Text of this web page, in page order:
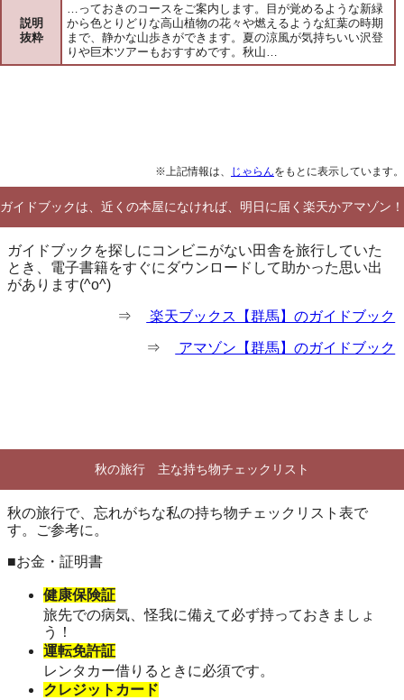
説明
抜粋
…っておきのコースをご案内します。目が覚めるような新緑
から色とりどりな高山植物の花々や燃えるような紅葉の時期
まで、静かな山歩きができます。夏の涼風が気持ちいい沢登
りや巨木ツアーもおすすめです。秋山…
※上記情報は、 じゃらんをもとに表示しています。
ガイドブックは、近くの本屋になければ、明日に届く楽天かアマゾン！
ガイドブックを探しにコンビニがない田舎を旅行していた
とき、電子書籍をすぐにダウンロードして助かった思い出
があります(^o^)
⇒ 楽天ブックス【群馬】のガイドブック
⇒ アマゾン【群馬】のガイドブック
秋の旅行 主な持ち物チェックリスト
秋の旅行で、忘れがちな私の持ち物チェックリスト表で
す。ご参考に。
■お金・証明書
健康保険証
旅先での病気、怪我に備えて必ず持っておきましょ
う！
運転免許証
レンタカー借りるときに必須です。
クレジットカード